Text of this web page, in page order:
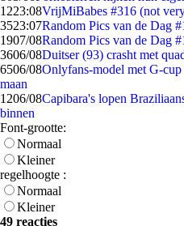
1223:08VrijMiBabes #316 (not
3523:07Random Pics van de Dag
1907/08Random Pics van de Dag
3606/08Duitser (93) crasht met
6506/08Onlyfans-model met G-
maan
1206/08Capibara's lopen
binnen
Font-grootte:
Normaal
Kleiner
regelhoogte :
Normaal
Kleiner
49 reacties